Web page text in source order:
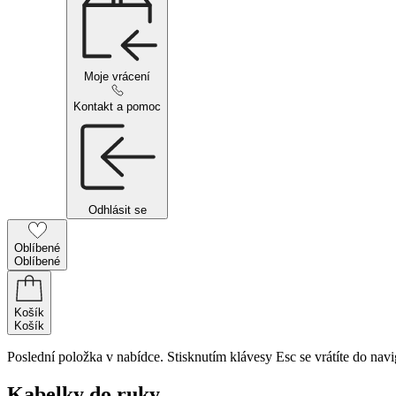
Moje vrácení
Kontakt a pomoc
Odhlásit se
Oblíbené
Oblíbené
Košík
Košík
Poslední položka v nabídce. Stisknutím klávesy Esc se vrátíte do